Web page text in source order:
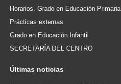
Horarios. Grado en Educación Primaria
Prácticas externas
Grado en Educación Infantil
SECRETARÍA DEL CENTRO
Últimas noticias